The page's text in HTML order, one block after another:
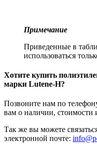
Примечание
Приведенные в
использоваться
Хотите купить
марки Lutene-H?
Позвоните нам по
вам о наличии,
Так же вы можете
электронной почте: